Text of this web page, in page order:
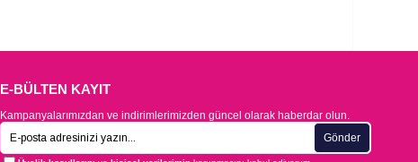
E-BÜLTEN KAYIT
Kampanyalarımızdan ve indirimlerimizden güncel olarak haberdar olun.
Gönder